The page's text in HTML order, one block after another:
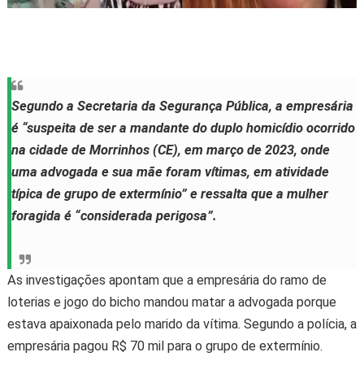
Segundo a Secretaria da Segurança Pública, a empresária
é “suspeita de ser a mandante do duplo homicídio ocorrido
na cidade de Morrinhos (CE), em março de 2023, onde
uma advogada e sua mãe foram vítimas, em atividade
típica de grupo de extermínio” e ressalta que a mulher
foragida é “considerada perigosa”.
As investigações apontam que a empresária do ramo de
loterias e jogo do bicho mandou matar a advogada porque
estava apaixonada pelo marido da vítima. Segundo a polícia, a
empresária pagou R$ 70 mil para o grupo de extermínio.